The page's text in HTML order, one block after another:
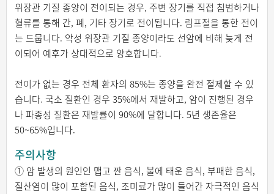
위장관 기질 종양이 전이되는 경우, 주변 장기를 직접 침범하거나
혈류를 통해 간, 폐, 기타 장기로 전이됩니다. 림프절을 통한 전이
는 드뭅니다. 악성 위장관 기질 종양이라도 선암에 비해 늦게 전
이되어 예후가 상대적으로 양호합니다.
전이가 없는 경우 전체 환자의 85%는 종양을 완전 절제할 수 있
습니다. 국소 질환인 경우 35%에서 재발하고, 암이 진행된 경우
나 파종성 질환은 재발률이 90%에 달합니다. 5년 생존율은
50~65%입니다.
주의사항
① 암 발생의 원인인 맵고 짠 음식, 불에 태운 음식, 부패한 음식,
질산염이 많이 포함된 음식, 조미료가 많이 들어간 자극적인 음식